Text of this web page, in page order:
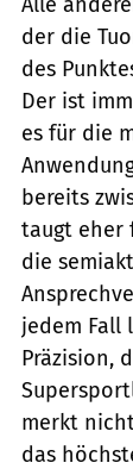
der die
des
Der ist
es für die
bereits
taugt eher
die
jedem Fall
Präzision,
merkt
das